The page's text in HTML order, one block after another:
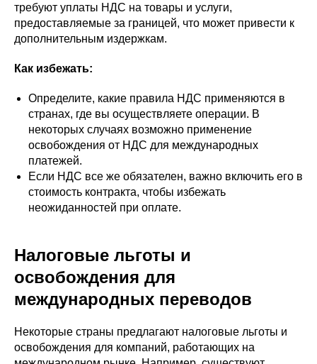
требуют уплаты НДС на товары и услуги,
предоставляемые за границей, что может привести к
дополнительным издержкам.
Как избежать:
Определите, какие правила НДС применяются в
странах, где вы осуществляете операции. В
некоторых случаях возможно применение
освобождения от НДС для международных
платежей.
Если НДС все же обязателен, важно включить его в
стоимость контракта, чтобы избежать
неожиданностей при оплате.
Налоговые льготы и
освобождения для
международных переводов
Некоторые страны предлагают налоговые льготы и
освобождения для компаний, работающих на